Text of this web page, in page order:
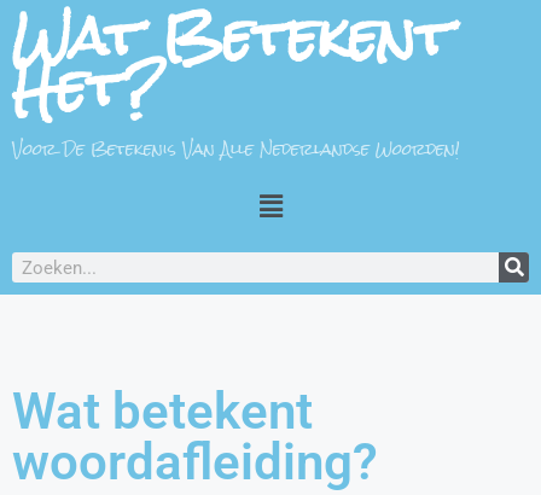
Wat Betekent
Het?
Voor De Betekenis Van Alle Nederlandse Woorden!
Wat betekent
woordafleiding?